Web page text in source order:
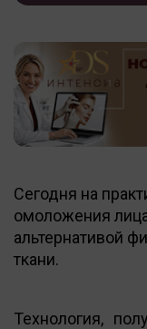
Сегодня на
омоложения
альтернативой
ткани.
Технология,